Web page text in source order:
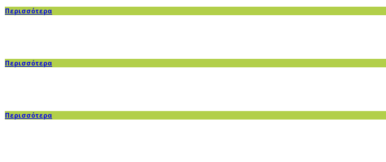
Περισσότερα
Περισσότερα
Περισσότερα